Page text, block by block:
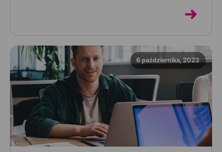
6 października, 2023